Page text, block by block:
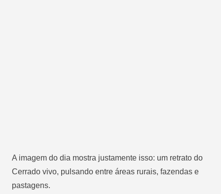
A imagem do dia mostra justamente isso: um retrato do
Cerrado vivo, pulsando entre áreas rurais, fazendas e
pastagens.